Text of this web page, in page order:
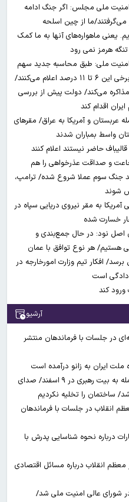
ملی مجلس: اگر جنگ ادامه
می‌گرفتند/ما از چین اسلحه
یعنی ماهواره‌های آنها به ما کمک
تنگه هرمز نمی رود
ملی: طبق محاسبه جدید سهم
ایران در دریای خزر بین ۵ تا ۷ درصد و برخی این ۶ تا ۱۱ درصد اعلام می‌کنند/
مذاکره می‌کند/ دولت پیش از بررسی
اقدام کند
حمله عربستان و آمریکا به عراق/ مقرهای
واسط بمباران شدند
حاضر نیستند اعلام کنند
و صداقت عذرخواهی را هم
جنگ سوم عملا شروع شده/ ترامپ،
شوند
به مقر نیروی دریایی سپاه در
خسارت شده
اصل نود: در حال جمع‌بندی و
هستیم/ هر نوع توافق با عمان
افکار تیم وزارت امورخارجه در
است
کند
آرشیو
در جلسات با فرماندهان منتشر
ملت ایران به زانو درآمده است
روایت سخنگوی شورای نگهبان از حمله به بیت رهبری در ۹ اسفند/ صدای
ساختمان را تخلیه نکردیم
انقلاب در جلسات با فرماندهان
درباره نحوه شناسایی پدرش با
انقلاب درباره مسائل اقتصادی
شورای عالی امنیت ملی شد/